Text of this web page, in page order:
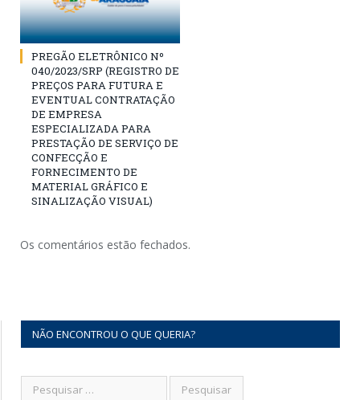
PREGÃO ELETRÔNICO Nº
040/2023/SRP (REGISTRO DE
PREÇOS PARA FUTURA E
EVENTUAL CONTRATAÇÃO
DE EMPRESA
ESPECIALIZADA PARA
PRESTAÇÃO DE SERVIÇO DE
CONFECÇÃO E
FORNECIMENTO DE
MATERIAL GRÁFICO E
SINALIZAÇÃO VISUAL)
Os comentários estão fechados.
NÃO ENCONTROU O QUE QUERIA?